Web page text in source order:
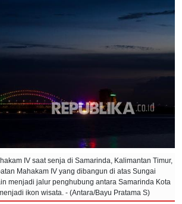
IV saat senja di Samarinda, Kalimantan Timur,
Mahakam IV yang dibangun di atas Sungai
menjadi jalur penghubung antara Samarinda Kota
ikon wisata. - (Antara/Bayu Pratama S)